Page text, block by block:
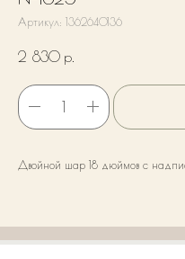
Артикул: 1362640136
2 830 р.
Двойной шар 18 дюймов с